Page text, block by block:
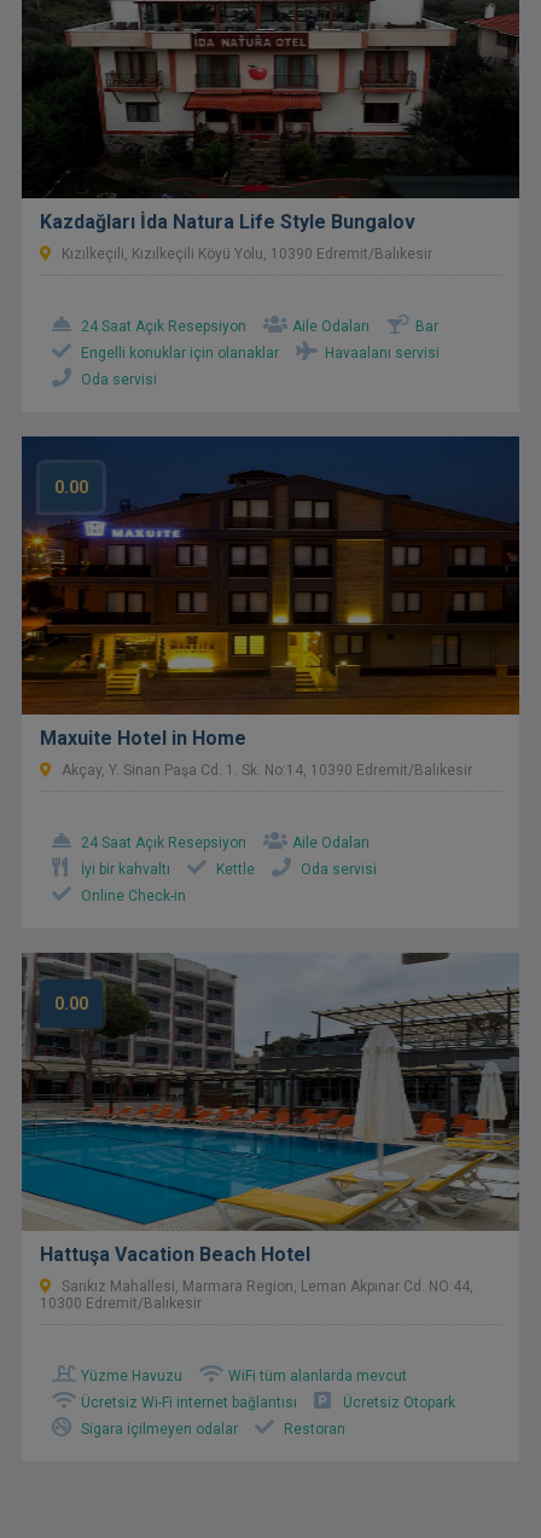
Kazdağları İda Natura Life Style Bungalov
Kızılkeçili, Kızılkeçili Köyü Yolu, 10390 Edremit/Balıkesir
24 Saat Açık Resepsiyon Aile Odaları
Bar
Engelli konuklar için olanaklar
Havaalanı servisi
Oda servisi
0.00
Maxuite Hotel in Home
Akçay, Y. Sinan Paşa Cd. 1. Sk. No:14, 10390 Edremit/Balıkesir
24 Saat Açık Resepsiyon
Aile Odaları
İyi bir kahvaltı
Kettle
Oda servisi
Online Check-in
0.00
Hattuşa Vacation Beach Hotel
Sarıkız Mahallesi, Marmara Region, Leman Akpınar Cd. NO:44,
10300 Edremit/Balıkesir
Yüzme Havuzu
WiFi tüm alanlarda mevcut
Ücretsiz Wi-Fi internet bağlantısı
Ücretsiz Otopark
Sigara içilmeyen odalar
Restoran